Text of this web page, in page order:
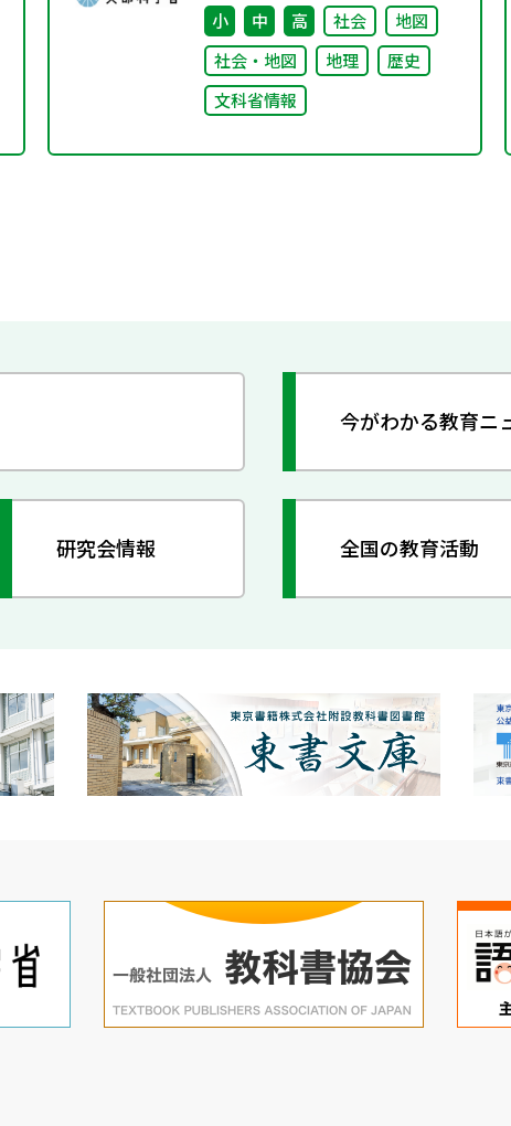
小 中 高 社会
地図
社会・地図
地理
歴史
文科省情報
今がわかる教育ニ
研究会情報 全国の教育活動